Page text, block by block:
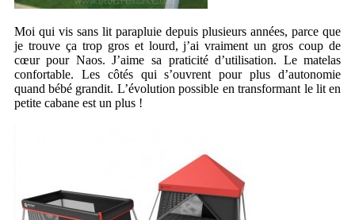
Moi qui vis sans lit parapluie depuis plusieurs années, parce que
je trouve ça trop gros et lourd, j’ai vraiment un gros coup de
cœur pour Naos. J’aime sa praticité d’utilisation. Le matelas
confortable. Les côtés qui s’ouvrent pour plus d’autonomie
quand bébé grandit. L’évolution possible en transformant le lit en
petite cabane est un plus !